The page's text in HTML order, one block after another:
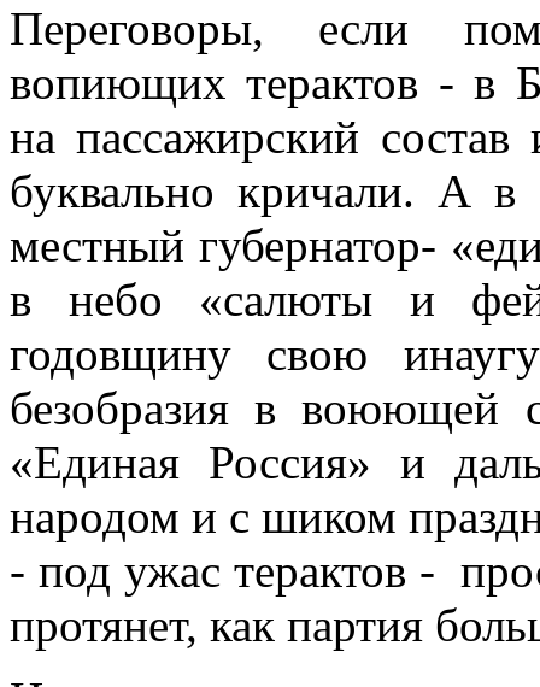
Переговоры, если
вопиющих терактов - в
на пассажирский
буквально кричали. А
местный губернатор-
в небо «салюты и
годовщину свою
безобразия в воюющей
«Единая Россия» и
народом и с шиком
- под ужас терактов -
протянет, как партия